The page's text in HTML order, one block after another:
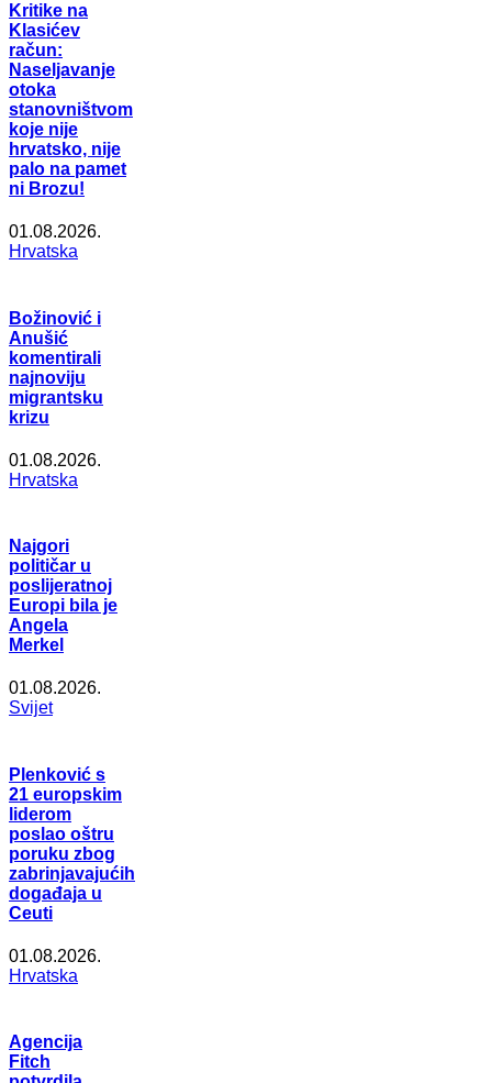
Kritike na
Klasićev
račun:
Naseljavanje
otoka
stanovništvom
koje nije
hrvatsko, nije
palo na pamet
ni Brozu!
01.08.2026.
Hrvatska
Božinović i
Anušić
komentirali
najnoviju
migrantsku
krizu
01.08.2026.
Hrvatska
Najgori
političar u
poslijeratnoj
Europi bila je
Angela
Merkel
01.08.2026.
Svijet
Plenković s
21 europskim
liderom
poslao oštru
poruku zbog
zabrinjavajućih
događaja u
Ceuti
01.08.2026.
Hrvatska
Agencija
Fitch